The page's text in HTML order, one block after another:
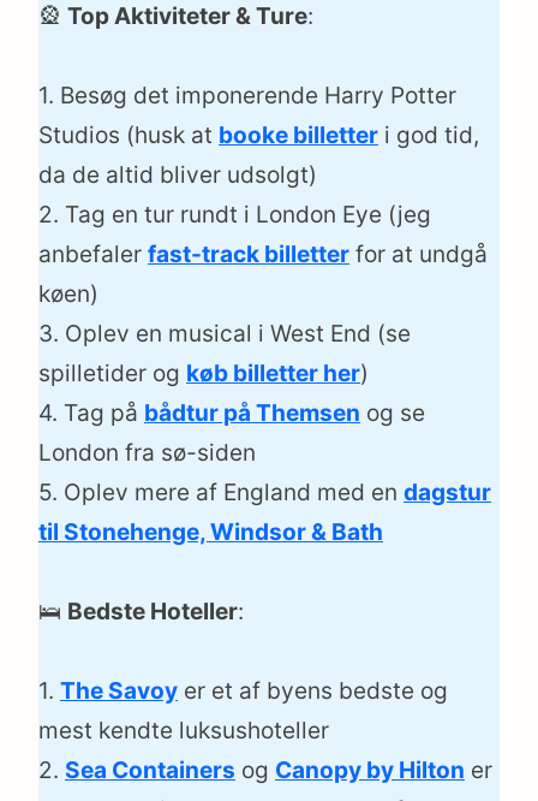
🎡 Top Aktiviteter & Ture:
1. Besøg det imponerende Harry Potter
Studios (husk at booke billetter i god tid,
da de altid bliver udsolgt)
2. Tag en tur rundt i London Eye (jeg
anbefaler fast-track billetter for at undgå
køen)
3. Oplev en musical i West End (se
spilletider og køb billetter her)
4. Tag på bådtur på Themsen og se
London fra sø-siden
5. Oplev mere af England med en dagstur
til Stonehenge, Windsor & Bath
🛌 Bedste Hoteller:
1. The Savoy er et af byens bedste og
mest kendte luksushoteller
2. Sea Containers og Canopy by Hilton er